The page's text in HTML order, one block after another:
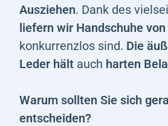
Ausziehen. Dank des
liefern wir Handschuhe
konkurrenzlos sind. Die
Leder hält auch harten
Warum sollten Sie sich
entscheiden?